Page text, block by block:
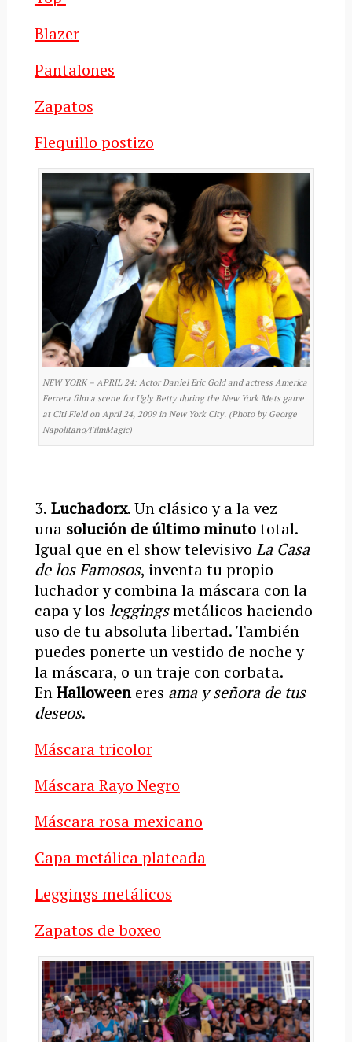
Blazer
Pantalones
Zapatos
Flequillo postizo
NEW YORK – APRIL 24: Actor Daniel Eric Gold and actress America
Ferrera film a scene for Ugly Betty during the New York Mets game
at Citi Field on April 24, 2009 in New York City. (Photo by George
Napolitano/FilmMagic)
3. Luchadorx. Un clásico y a la vez
una solución de último minutototal.
Igual que en el show televisivo La Casa
de los Famosos, inventa tu propio
luchador y combina la máscara con la
capa y los leggingsmetálicos haciendo
uso de tu absoluta libertad. También
puedes ponerte un vestido de noche y
la máscara, o un traje con corbata.
EnHalloweeneres ama y señora de tus
deseos.
Máscara tricolor
Máscara Rayo Negro
Máscara rosa mexicano
Capa metálica plateada
Leggings metálicos
Zapatos de boxeo